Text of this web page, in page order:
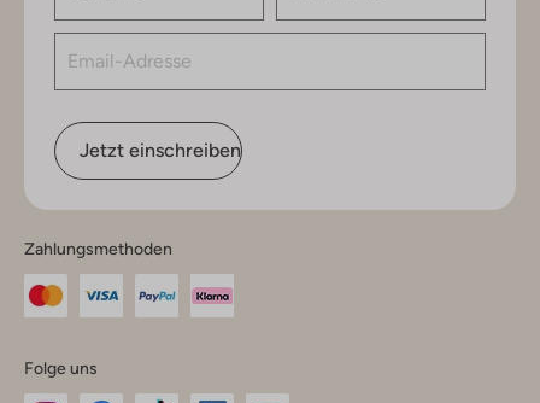
Jetzt einschreiben
Zahlungsmethoden
Folge uns